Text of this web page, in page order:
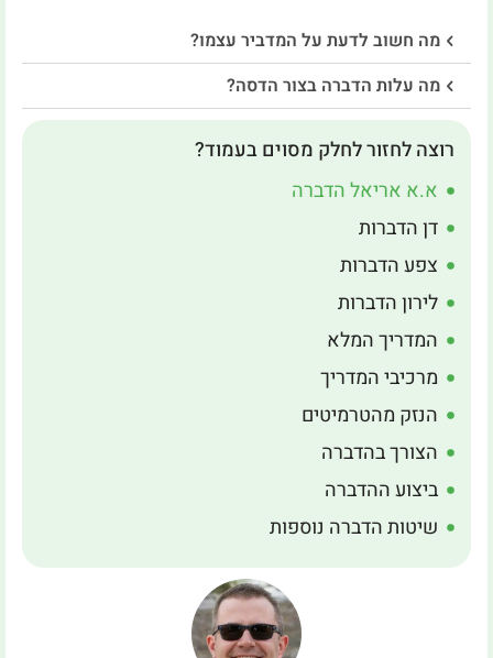
מה חשוב לדעת על המדביר עצמו?
מה עלות הדברה בצור הדסה?
רוצה לחזור לחלק מסוים בעמוד?
א.א אריאל הדברה
דן הדברות
צפע הדברות
לירון הדברות
המדריך המלא
מרכיבי המדריך
הנזק מהטרמיטים
הצורך בהדברה
ביצוע ההדברה
שיטות הדברה נוספות